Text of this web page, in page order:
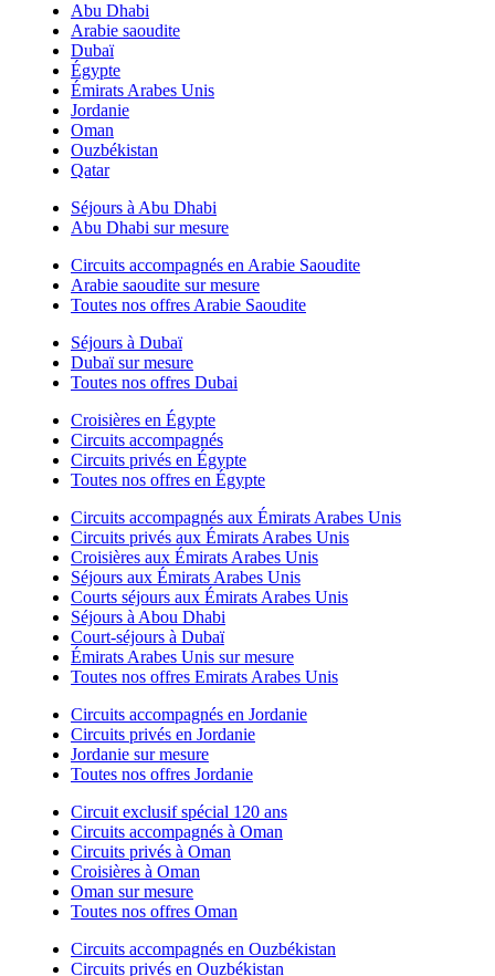
Abu Dhabi
Arabie saoudite
Dubaï
Égypte
Émirats Arabes Unis
Jordanie
Oman
Ouzbékistan
Qatar
Séjours à Abu Dhabi
Abu Dhabi sur mesure
Circuits accompagnés en Arabie Saoudite
Arabie saoudite sur mesure
Toutes nos offres Arabie Saoudite
Séjours à Dubaï
Dubaï sur mesure
Toutes nos offres Dubai
Croisières en Égypte
Circuits accompagnés
Circuits privés en Égypte
Toutes nos offres en Égypte
Circuits accompagnés aux Émirats Arabes Unis
Circuits privés aux Émirats Arabes Unis
Croisières aux Émirats Arabes Unis
Séjours aux Émirats Arabes Unis
Courts séjours aux Émirats Arabes Unis
Séjours à Abou Dhabi
Court-séjours à Dubaï
Émirats Arabes Unis sur mesure
Toutes nos offres Emirats Arabes Unis
Circuits accompagnés en Jordanie
Circuits privés en Jordanie
Jordanie sur mesure
Toutes nos offres Jordanie
Circuit exclusif spécial 120 ans
Circuits accompagnés à Oman
Circuits privés à Oman
Croisières à Oman
Oman sur mesure
Toutes nos offres Oman
Circuits accompagnés en Ouzbékistan
Circuits privés en Ouzbékistan